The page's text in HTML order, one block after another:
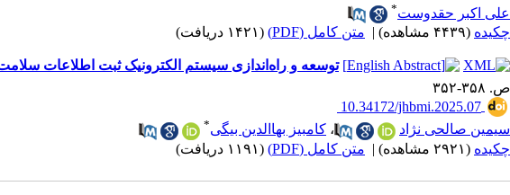
علی اکبر حقدوست*
چکیده (۴۴۳۹ مشاهده) | متن کامل (PDF) (۱۴۲۱ دریافت)
توسعه و راه‌اندازی سیستم الکترونیک ثبت اطلاعات سلامت
ص. ۳۵۸-۳۵۲
‎ 10.34172/jhbmi.2025.07
سیمین صالحی نژاد
، کامبیز بهاالدین بیگی*
چکیده (۲۹۲۱ مشاهده) | متن کامل (PDF) (۱۱۹۱ دریافت)